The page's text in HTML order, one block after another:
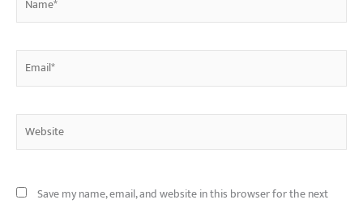
Website
Save my name, email, and website in this browser for the next